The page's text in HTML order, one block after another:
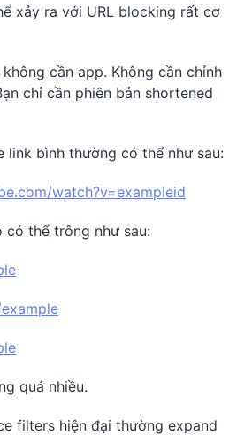
xảy ra với URL blocking rất cơ
cần app. Không cần chỉnh
chỉ cần phiên bản shortened
link bình thường có thể như sau:
watch?v=exampleid
có thể trông như sau:
quá nhiều.
filters hiện đại thường expand